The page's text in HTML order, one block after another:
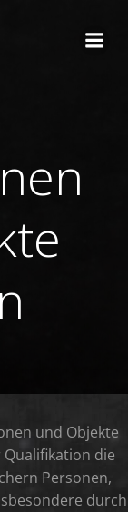
und Objekte
die
Personen,
durch